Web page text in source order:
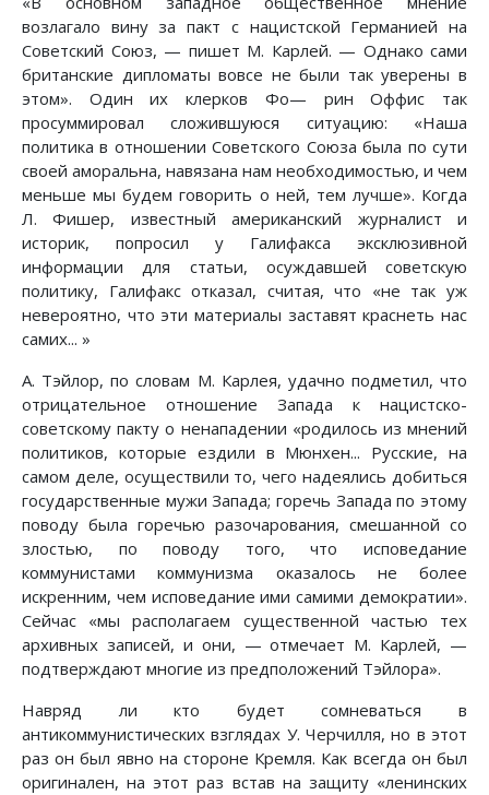
возлагало вину за пакт с нацистской Германией на
Советский Союз, — пишет М. Карлей. — Однако сами
британские дипломаты вовсе не были так уверены в
этом». Один их клерков Фо— рин Оффис так
просуммировал сложившуюся ситуацию: «Наша
политика в отношении Советского Союза была по сути
своей аморальна, навязана нам необходимостью, и чем
меньше мы будем говорить о ней, тем лучше». Когда
Л. Фишер, известный американский журналист и
историк, попросил у Галифакса эксклюзивной
информации для статьи, осуждавшей советскую
политику, Галифакс отказал, считая, что «не так уж
невероятно, что эти материалы заставят краснеть нас
самих... »
А. Тэйлор, по словам М. Карлея, удачно подметил, что
отрицательное отношение Запада к нацистско-
советскому пакту о ненападении «родилось из мнений
политиков, которые ездили в Мюнхен... Русские, на
самом деле, осуществили то, чего надеялись добиться
государственные мужи Запада; горечь Запада по этому
поводу была горечью разочарования, смешанной со
злостью, по поводу того, что исповедание
коммунистами коммунизма оказалось не более
искренним, чем исповедание ими самими демократии».
Сейчас «мы располагаем существенной частью тех
архивных записей, и они, — отмечает М. Карлей, —
подтверждают многие из предположений Тэйлора».
Навряд ли кто будет сомневаться в
антикоммунистических взглядах У. Черчилля, но в этот
раз он был явно на стороне Кремля. Как всегда он был
оригинален, на этот раз встав на защиту «ленинских